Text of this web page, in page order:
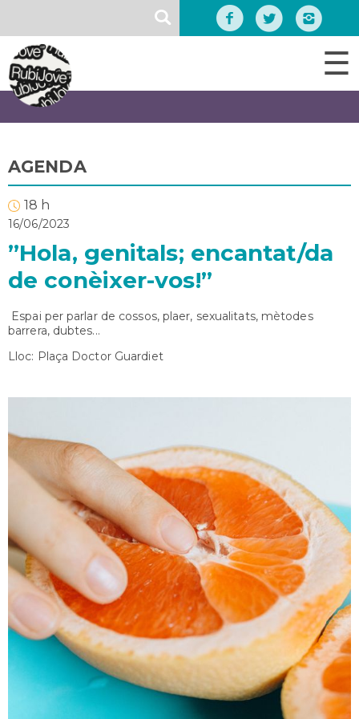
contingut
☰
AGENDA
18 h
16/06/2023
”Hola, genitals; encantat/da
de conèixer-vos!”
Espai per parlar de cossos, plaer, sexualitats, mètodes
barrera, dubtes...
Lloc: Plaça Doctor Guardiet